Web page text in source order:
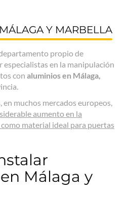
Y MARBELLA
propio de
en la manipulación
con aluminios en Málaga,
en muchos mercados europeos,
aumento en la
material ideal para puertas
Málaga y